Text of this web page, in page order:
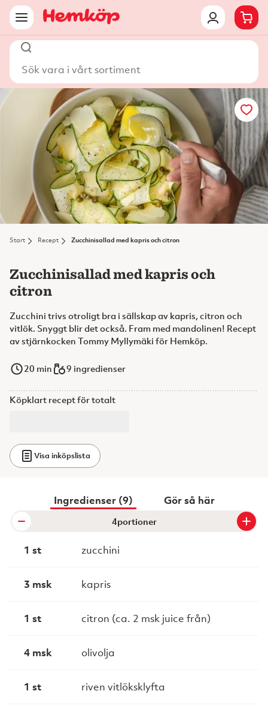
Start Recept Zucchinisallad med kapris och citron
Zucchinisallad med kapris och
citron
Zucchini trivs otroligt bra i sällskap av kapris, citron och
vitlök. Snyggt blir det också. Fram med mandolinen! Recept
av stjärnkocken Tommy Myllymäki för Hemköp.
20 min 9 ingredienser
Köpklart recept för totalt
Visa inköpslista
Ingredienser (9) Gör så här
portioner
1 st zucchini
3 msk kapris
1 st citron (ca. 2 msk juice från)
4 msk olivolja
1 st riven vitlöksklyfta